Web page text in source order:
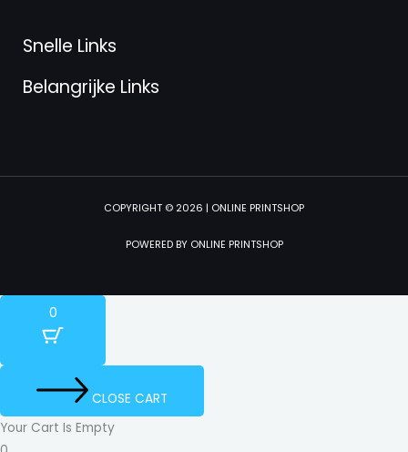
Snelle Links
Belangrijke Links
COPYRIGHT © 2026 | ONLINE PRINTSHOP
POWERED BY ONLINE PRINTSHOP
0
CLOSE CART
Your Cart Is Empty